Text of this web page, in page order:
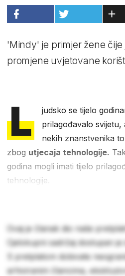
'Mindy' je primjer žene čije
promjene uvjetovane
L
judsko se tijelo
prilagođavalo
nekih znanstvenika
zbog utjecaja tehnologije.
godina mogli imati tijelo
tehnologije.
Ovaj je članak dio naše
Cjelokupni sadržaj dostupan
S pretplatom dobivate
arhiviranim člancima,